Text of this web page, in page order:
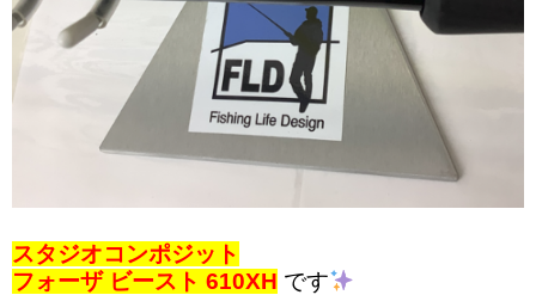
スタジオコンポジット
フォーザ ビースト 610XH です